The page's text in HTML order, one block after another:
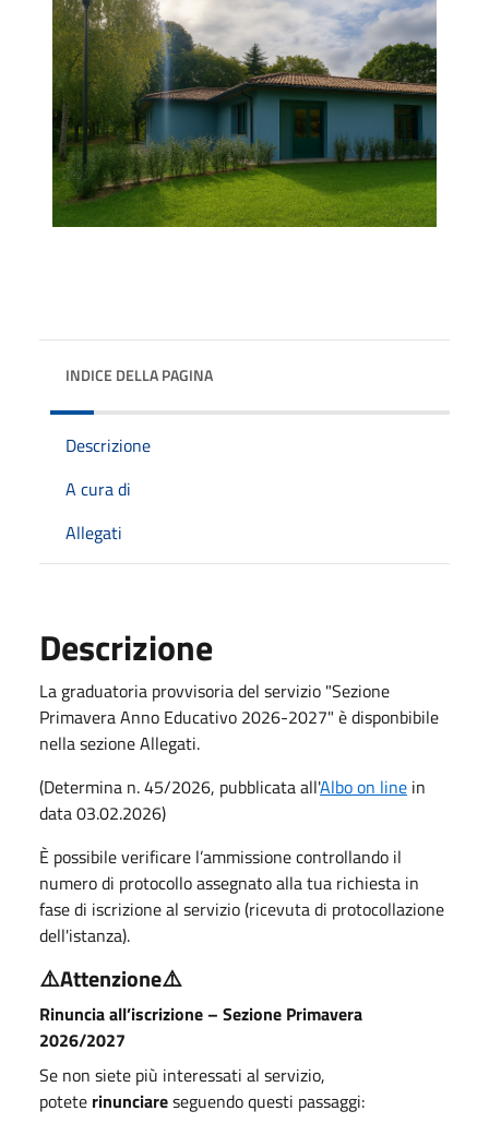
INDICE DELLA PAGINA
Descrizione
A cura di
Allegati
Descrizione
La graduatoria provvisoria del servizio "Sezione
Primavera Anno Educativo 2026-2027" è disponbibile
nella sezione Allegati.
(Determina n. 45/2026, pubblicata all'Albo on line in
data 03.02.2026)
È possibile verificare l’ammissione controllando il
numero di protocollo assegnato alla tua richiesta in
fase di iscrizione al servizio (ricevuta di protocollazione
dell'istanza).
⚠️Attenzione⚠️
Rinuncia all’iscrizione – Sezione Primavera
2026/2027
Se non siete più interessati al servizio,
potete rinunciareseguendo questi passaggi: